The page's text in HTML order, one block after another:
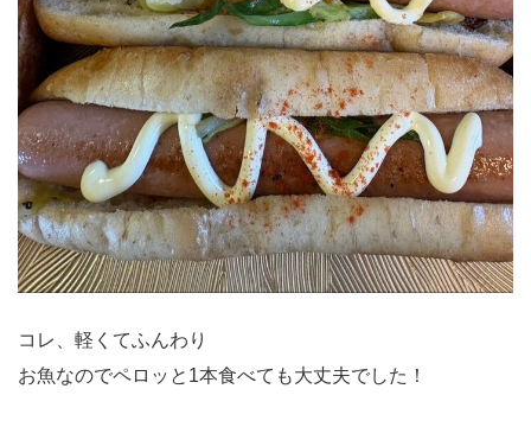
コレ、軽くてふんわり
お魚なのでペロッと1本食べても大丈夫でした！